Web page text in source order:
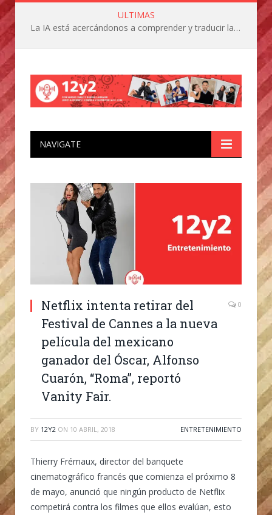
ULTIMAS
La IA está acercándonos a comprender y traducir las vocalizaciones y comportamientos de nuestras mascotas
NAVIGATE
Netflix intenta retirar del
Festival de Cannes a la nueva
película del mexicano
ganador del Óscar, Alfonso
Cuarón, “Roma”, reportó
Vanity Fair.
0
BY 12Y2 ON 10 ABRIL, 2018 ENTRETENIMIENTO
Thierry Frémaux, director del banquete
cinematográfico francés que comienza el próximo 8
de mayo, anunció que ningún producto de Netflix
competirá contra los filmes que ellos evalúan, esto